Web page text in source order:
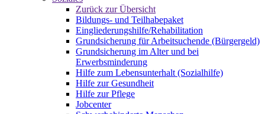
Zurück zur Übersicht
Bildungs- und Teilhabepaket
Eingliederungshilfe/Rehabilitation
Grundsicherung für Arbeitsuchende (Bürgergeld)
Grundsicherung im Alter und bei
Erwerbsminderung
Hilfe zum Lebensunterhalt (Sozialhilfe)
Hilfe zur Gesundheit
Hilfe zur Pflege
Jobcenter